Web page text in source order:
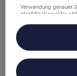
Wanlin Yijing
Verwendung genauer
Identifikation aktiv
Inhalte, Messung von
Liste der Partner